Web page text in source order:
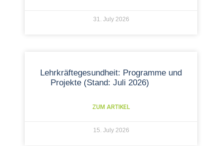
31. July 2026
Lehrkräftegesundheit: Programme und
Projekte (Stand: Juli 2026)
ZUM ARTIKEL
15. July 2026